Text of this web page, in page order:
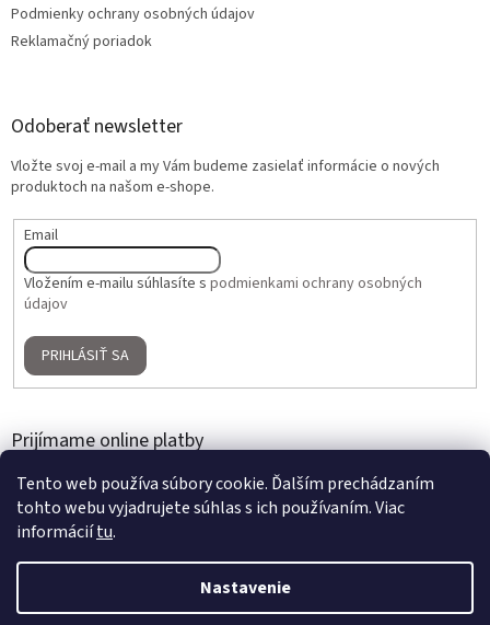
Tento web používa súbory cookie. Ďalším prechádzaním
tohto webu vyjadrujete súhlas s ich používaním. Viac
informáciítu.
Nastavenie
Podmienky ochrany osobných údajov
Reklamačný poriadok
Odoberať newsletter
Vložte svoj e-mail a my Vám budeme zasielať informácie o nových
produktoch na našom e-shope.
Email
Vložením e-mailu súhlasíte s podmienkami ochrany osobných
údajov
PRIHLÁSIŤ SA
Prijímame online platby
Vytvoril Shoptet